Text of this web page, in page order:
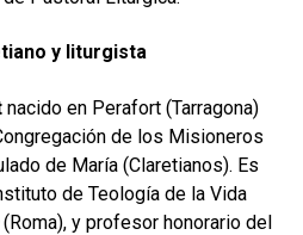
y liturgista
nacido en Perafort (Tarragona)
de los Misioneros
de María (Claretianos). Es
de Teología de la Vida
(Roma), y profesor honorario del